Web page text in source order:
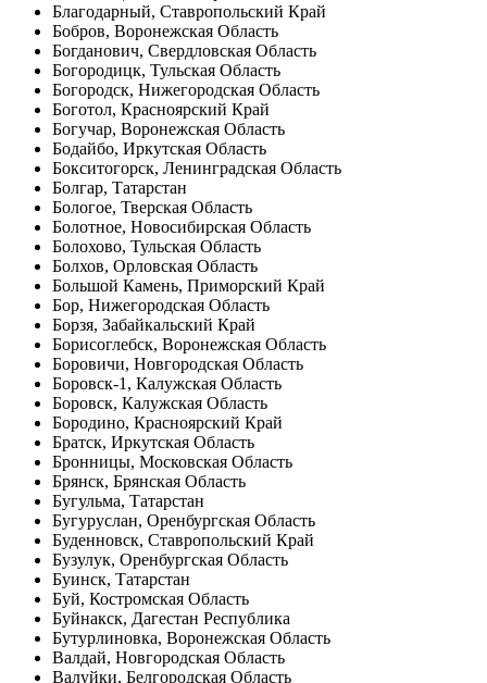
Благодарный, Ставропольский Край
Бобров, Воронежская Область
Богданович, Свердловская Область
Богородицк, Тульская Область
Богородск, Нижегородская Область
Боготол, Красноярский Край
Богучар, Воронежская Область
Бодайбо, Иркутская Область
Бокситогорск, Ленинградская Область
Болгар, Татарстан
Бологое, Тверская Область
Болотное, Новосибирская Область
Болохово, Тульская Область
Болхов, Орловская Область
Большой Камень, Приморский Край
Бор, Нижегородская Область
Борзя, Забайкальский Край
Борисоглебск, Воронежская Область
Боровичи, Новгородская Область
Боровск-1, Калужская Область
Боровск, Калужская Область
Бородино, Красноярский Край
Братск, Иркутская Область
Бронницы, Московская Область
Брянск, Брянская Область
Бугульма, Татарстан
Бугуруслан, Оренбургская Область
Буденновск, Ставропольский Край
Бузулук, Оренбургская Область
Буинск, Татарстан
Буй, Костромская Область
Буйнакск, Дагестан Республика
Бутурлиновка, Воронежская Область
Валдай, Новгородская Область
Валуйки, Белгородская Область